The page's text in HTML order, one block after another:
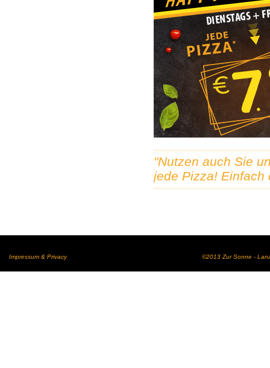
"Nutzen auch Sie
jede Pizza! Einfach
Impressum & Privacy ©2013 Zur Sonne -